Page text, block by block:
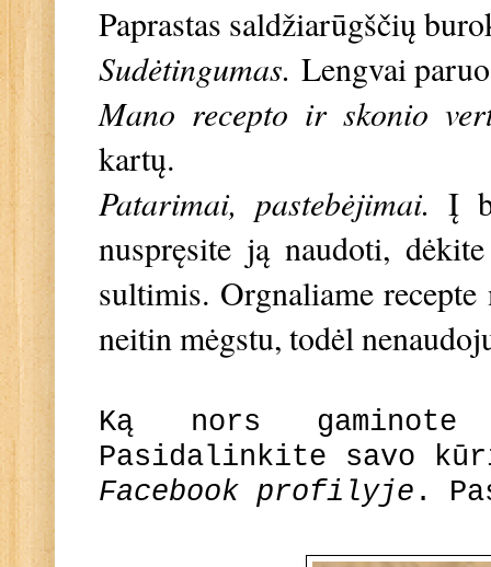
Paprastas saldžiarūgščių
Sudėtingumas. Lengvai
Mano recepto ir skonio
kartų.
Patarimai, pastebėjimai. Į
nuspręsite ją naudoti,
sultimis. Orgnaliame
neitin mėgstu, todėl
Ką nors
Pasidalinkite savo
Facebook profilyje .